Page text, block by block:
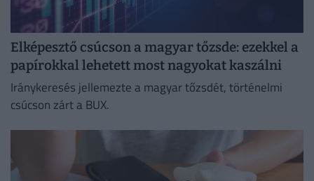
Elképesztő csúcson a magyar tőzsde: ezekkel a
papírokkal lehetett most nagyokat kaszálni
Iránykeresés jellemezte a magyar tőzsdét, történelmi
csúcson zárt a BUX.